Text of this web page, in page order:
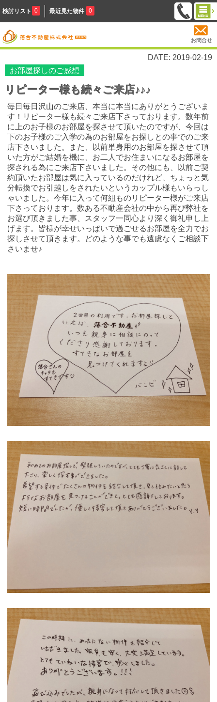
検討リスト 0 最近見た物件 0
お問合せ
DATE: 2019-02-19
お部屋探しのご感想
リピーター様も続々ご来店♪♪♪
毎日毎日沢山のご来店、本当に本当にありがとうございま
す！リピーター様も続々ご来店下さっております。数年前
に上のお子様のお部屋を探させて頂いたのですが、今回は
下のお子様のご入学の為のお部屋をお探しとの事でのご来
店下さいました。また、以前単身用のお部屋を探させて頂
いた方がご結婚を機に、お二人でお住まいになるお部屋を
探される為にご来店下さいました。その他にも、以前ご契
約頂いたお部屋は気に入っているのだけれど、ちょっと気
分転換でお引越しをされたいというカップル様もいらっし
ゃいました。今年に入って何組ものリピーター様がご来店
下さっております。数ある不動産会社の中から再び弊社を
お選び頂きました事、スタッフ一同心より深く御礼申し上
げます。皆様が幸せいっぱいで過ごせるお部屋を全力でお
探しさせて頂きます。どのような事でも遠慮なくご相談下
さいませ♪